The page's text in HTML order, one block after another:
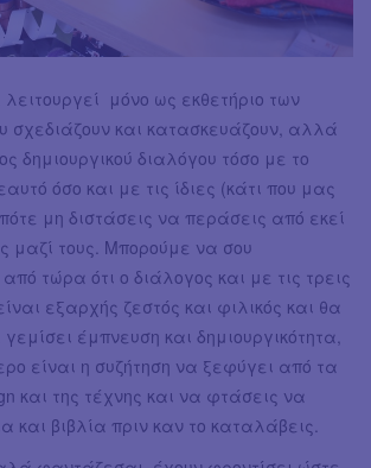
λειτουργεί μόνο ως εκθετήριο των
σχεδιάζουν και κατασκευάζουν, αλλά
δημιουργικού διαλόγου τόσο με το
όσο και με τις ίδιες (κάτι που μας
μη διστάσεις να περάσεις από εκεί
μαζί τους. Μπορούμε να σου
τώρα ότι ο διάλογος και με τις τρεις
εξαρχής ζεστός και φιλικός και θα
έμπνευση και δημιουργικότητα,
είναι η συζήτηση να ξεφύγει από τα
και της τέχνης και να φτάσεις να
και βιβλία πριν καν το καταλάβεις.